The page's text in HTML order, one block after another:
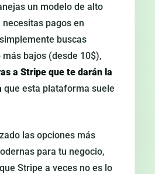
un modelo de alto
pagos en
buscas
bajos (desde 10$),
a Stripe que te darán la
que esta plataforma suele
las opciones más
para tu negocio,
Stripe a veces no es lo